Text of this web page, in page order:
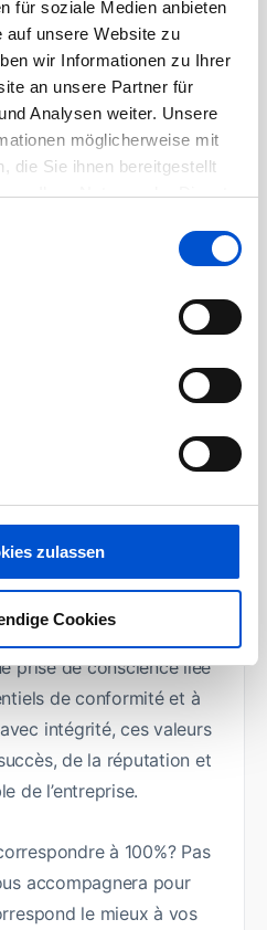
für soziale Medien anbieten
auf unsere Website zu
wir Informationen zu Ihrer
an unsere Partner für
Analysen weiter. Unsere
möglicherweise mit
die Sie ihnen bereitgestellt
Ihrer Nutzung der Dienste
zulassen
Cookies
avec le client et les
(France).
/ Google.
:
collectives, régimes
à préciser selon la
formation continue au
prise de conscience liée
de conformité et à
intégrité, ces valeurs
de la réputation et
de l’entreprise.
à 100%? Pas
accompagnera pour
le mieux à vos